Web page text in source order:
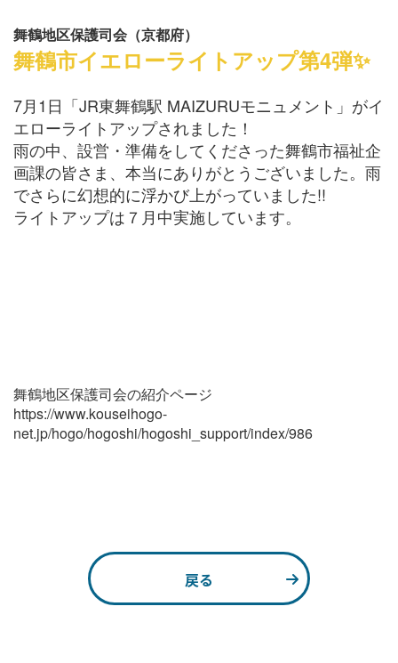
舞鶴地区保護司会（京都府）
舞鶴市イエローライトアップ第4弾✨
7月1日「JR東舞鶴駅 MAIZURUモニュメント」がイ
エローライトアップされました！
雨の中、設営・準備をしてくださった舞鶴市福祉企
画課の皆さま、本当にありがとうございました。雨
でさらに幻想的に浮かび上がっていました!!
ライトアップは７月中実施しています。
舞鶴地区保護司会の紹介ページ
https://www.kouseihogo-
net.jp/hogo/hogoshi/hogoshi_support/index/986
戻る